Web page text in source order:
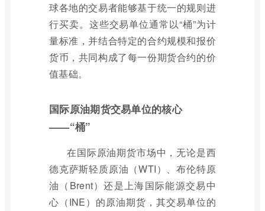
球各地的交易者能够基于统一的规则进
行买卖。这些交易单位通常以“桶”为计
量标准，并结合特定的合约规模和报价
货币，共同构成了每一份期货合约的价
值基础。
国际原油期货交易单位的核心
——“桶”
在国际原油期货市场中，无论是西
德克萨斯轻质原油（WTI）、布伦特原
油（Brent）还是上海国际能源交易中
心（INE）的原油期货，其交易单位的